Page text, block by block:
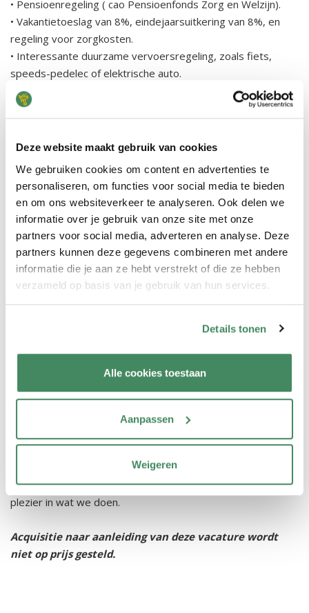
Deze website maakt gebruik van cookies
We gebruiken cookies om content en advertenties te
personaliseren, om functies voor social media te bieden
en om ons websiteverkeer te analyseren. Ook delen we
informatie over je gebruik van onze site met onze
partners voor social media, adverteren en analyse. Deze
partners kunnen deze gegevens combineren met andere
informatie die je aan ze hebt verstrekt of die ze hebben
verzameld op basis van je gebruik van hun services.
Details tonen
Alle cookies toestaan
Aanpassen
Weigeren
• Pensioenregeling ( cao Pensioenfonds Zorg en Welzijn).
• Vakantietoeslag van 8%, eindejaarsuitkering van 8%, en
regeling voor zorgkosten.
• Interessante duurzame vervoersregeling, zoals fiets,
speeds-pedelec of elektrische auto.
Solliciteren
vacature BSO in Reutum? Wil je werken als pedagogisch
medewerker BSO op een plek waar je echt naar buiten
gaat?
Stuur dan jouw cv en motivatie naar sollicitaties@kosmo.nl
Wil je meer weten over deze vacature? Bel gerust één van
onze recruiters via 088 - 234 73 73. We vertellen je graag
meer.
Over KOSMO
Bij KOSMO draait alles om ontdekken en groeien. Samen
zorgen we ervoor dat kinderen iedere dag met plezier
bouwen we aan een omgeving waarin kinderen én
medewerkers zich thuis voelen. Onze kernwaarden?
Aandacht voor elkaar, ontdekkend leren, duurzaam leven en
plezier in wat we doen.
Acquisitie naar aanleiding van deze vacature wordt
niet op prijs gesteld.